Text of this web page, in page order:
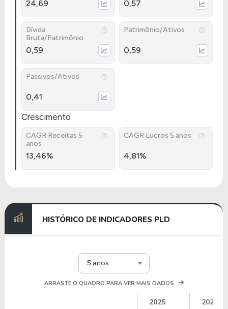
24,69 0,57
Dívida
Bruta/Patrimônio
0,59
Patrimônio/Ativos
0,59
Passivos/Ativos
0,41
Crescimento
CAGR Receitas 5
anos
13,46%
CAGR Lucros 5 anos
4,81%
HISTÓRICO DE INDICADORES PLD
5 anos
ARRASTE O QUADRO PARA VER MAIS DADOS
2025 2024